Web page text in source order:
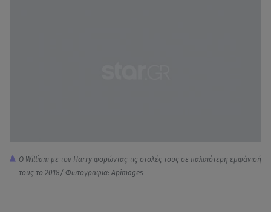
Ο William με τον Harry φορώντας τις στολές τους σε παλαιότερη εμφάνισή
τους το 2018/ Φωτογραφία: Apimages